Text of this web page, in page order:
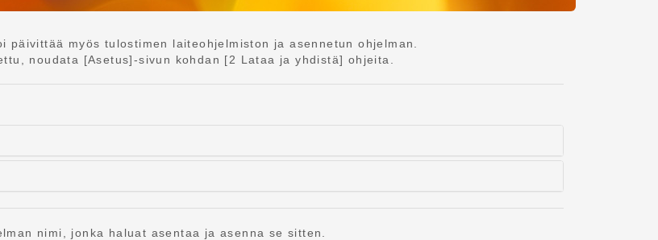
päivittää myös tulostimen laiteohjelmiston ja asennetun ohjelman.
noudata [Asetus]-sivun kohdan [2 Lataa ja yhdistä] ohjeita.
nimi, jonka haluat asentaa ja asenna se sitten.